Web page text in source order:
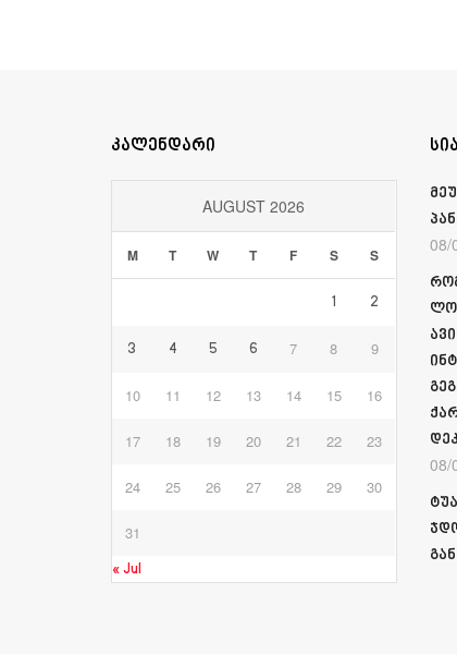
კალენდარი
AUGUST 2026
M T W T F S S
1 2
3 4 5 6 7 8 9
10 11 12 13 14 15 16
17 18 19 20 21 22 23
24 25 26 27 28 29 30
31
« Jul
08/
08/